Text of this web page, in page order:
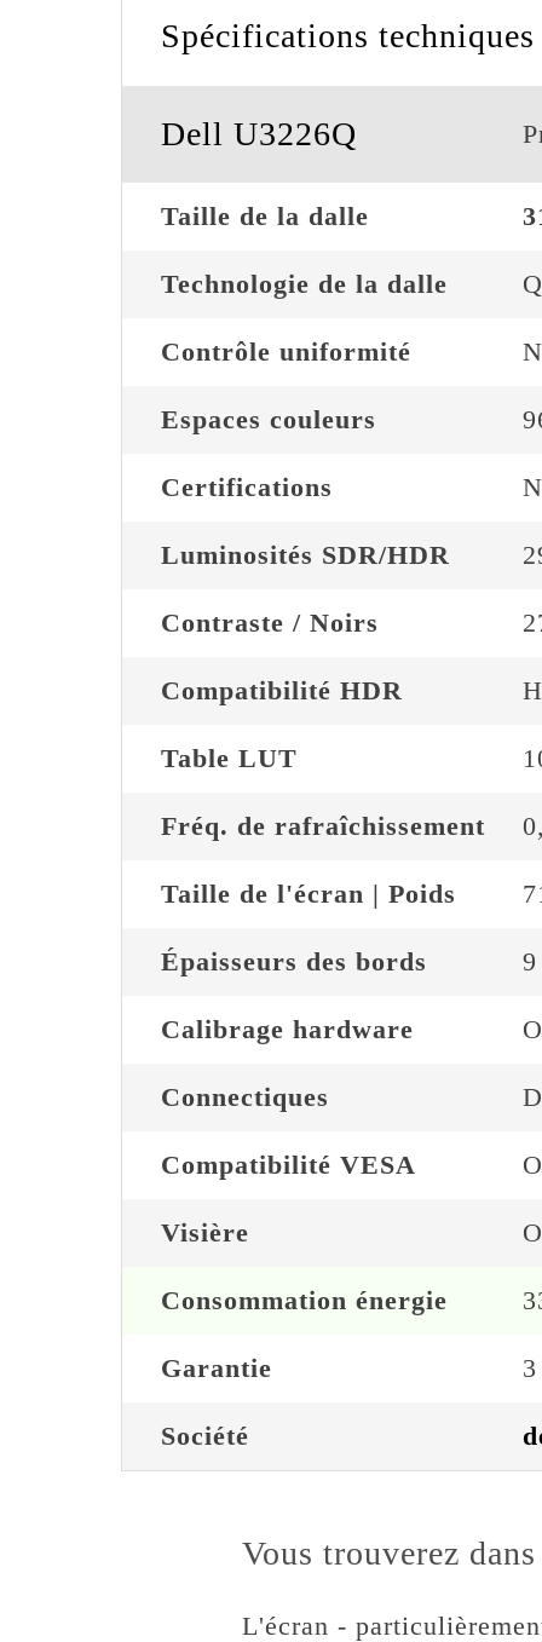
Spécifications techniques
Dell U3226Q
Taille de la dalle
Technologie de la dalle
Contrôle uniformité
Espaces couleurs
Certifications
Luminosités SDR/HDR
Contraste / Noirs
Compatibilité HDR
Table LUT
Fréq. de rafraîchissement
Taille de l'écran | Poids
Épaisseurs des bords
Calibrage hardware
Connectiques
Compatibilité VESA
Visière
Consommation énergie
Garantie
Société
Vous trouverez
L'écran -